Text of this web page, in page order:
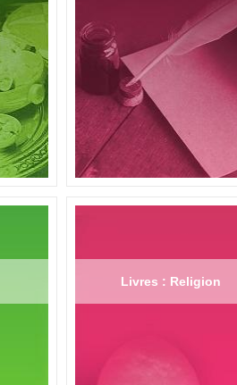
Livres : Religion